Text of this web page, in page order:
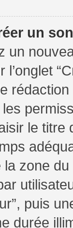
un
un
l’onglet
les
le
zone
puis
durée